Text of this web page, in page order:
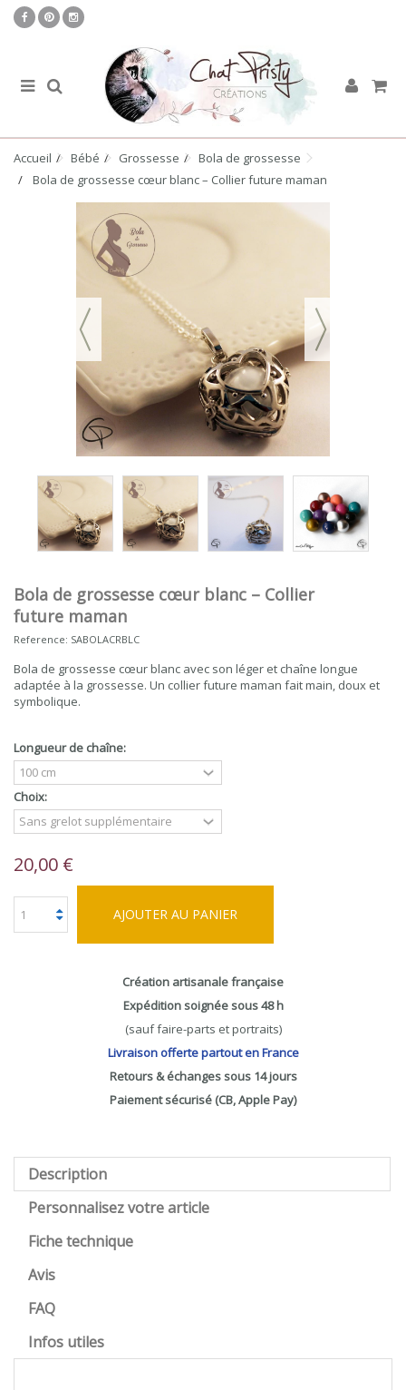
Accueil Bébé Grossesse
Bola de grossesse
Bola de grossesse cœur blanc – Collier future maman
Bola de grossesse cœur blanc – Collier
future maman
Reference: SABOLACRBLC
Bola de grossesse cœur blanc avec son léger et chaîne longue
adaptée à la grossesse. Un collier future maman fait main, doux et
symbolique.
Longueur de chaîne:
Choix:
20,00 €
AJOUTER AU PANIER
Création artisanale française
Expédition soignée sous 48 h
(sauf faire-parts et portraits)
Livraison offerte partout en France
Retours & échanges sous 14 jours
Paiement sécurisé (CB, Apple Pay)
Description
Personnalisez votre article
Fiche technique
Avis
FAQ
Infos utiles